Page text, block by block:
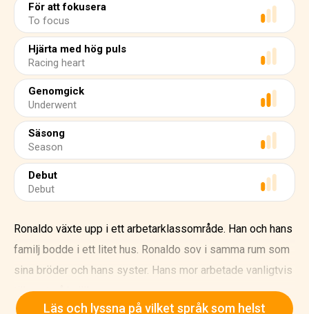
För att fokusera
To focus
Hjärta med hög puls
Racing heart
Genomgick
Underwent
Säsong
Season
Debut
Debut
Ronaldo växte upp i ett arbetarklassområde. Han och hans
familj bodde i ett litet hus. Ronaldo sov i samma rum som
sina bröder och hans syster. Hans mor arbetade vanligtvis
till sent på kvällen.
Läs och lyssna på vilket språk som helst